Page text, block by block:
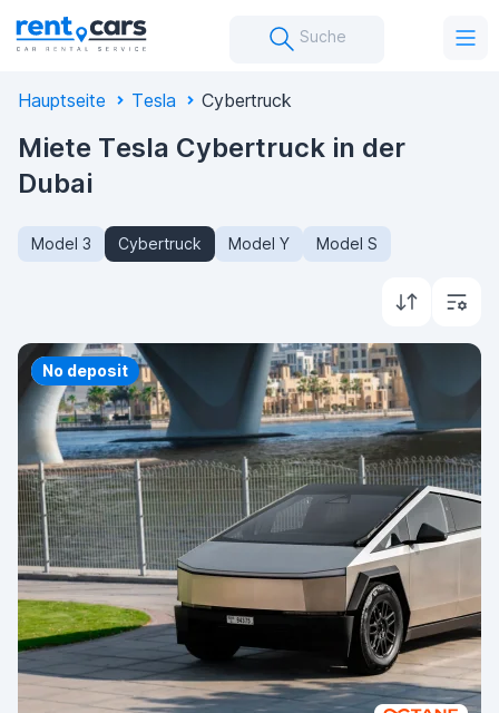
Suche
Hauptseite Tesla Cybertruck
Miete Tesla Cybertruck in der
Dubai
Model 3 Cybertruck Model Y Model S
Priority
No deposit